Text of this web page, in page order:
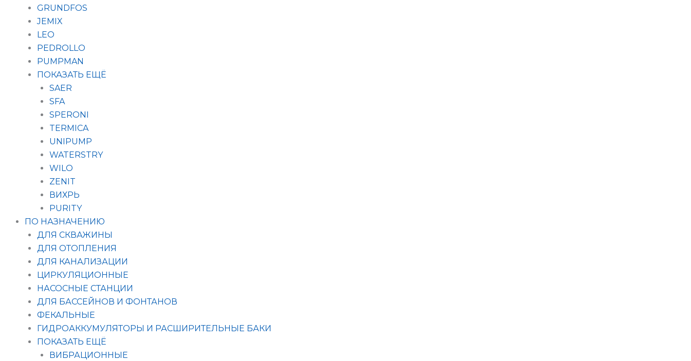
GRUNDFOS
JEMIX
LEO
PEDROLLO
PUMPMAN
ПОКАЗАТЬ ЕЩЁ
SAER
SFA
SPERONI
TERMICA
UNIPUMP
WATERSTRY
WILO
ZENIT
ВИХРЬ
PURITY
ПО НАЗНАЧЕНИЮ
ДЛЯ СКВАЖИНЫ
ДЛЯ ОТОПЛЕНИЯ
ДЛЯ КАНАЛИЗАЦИИ
ЦИРКУЛЯЦИОННЫЕ
НАСОСНЫЕ СТАНЦИИ
ДЛЯ БАССЕЙНОВ И ФОНТАНОВ
ФЕКАЛЬНЫЕ
ГИДРОАККУМУЛЯТОРЫ И РАСШИРИТЕЛЬНЫЕ БАКИ
ПОКАЗАТЬ ЕЩЁ
ВИБРАЦИОННЫЕ